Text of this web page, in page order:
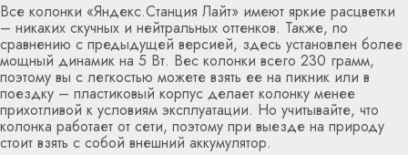
Все колонки «Яндекс.Станция Лайт» имеют яркие расцветки
– никаких скучных и нейтральных оттенков. Также, по
сравнению с предыдущей версией, здесь установлен более
мощный динамик на 5 Вт. Вес колонки всего 230 грамм,
поэтому вы с легкостью можете взять ее на пикник или в
поездку – пластиковый корпус делает колонку менее
прихотливой к условиям эксплуатации. Но учитывайте, что
колонка работает от сети, поэтому при выезде на природу
стоит взять с собой внешний аккумулятор.